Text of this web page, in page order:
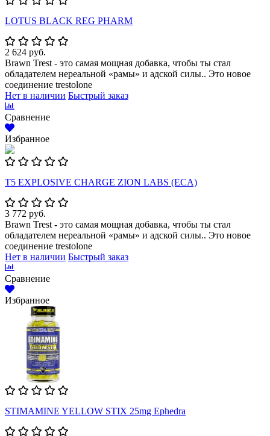
LOTUS BLACK REG PHARM
2 624 руб.
Brawn Trest - это самая мощная добавка, чтобы ты стал
обладателем нереальной «рамы» и адской силы.. Это новое
соединение trestolone
Нет в наличии Быстрый заказ
Сравнение
Избранное
Т5 EXPLOSIVE CHARGE ZION LABS (ECA)
3 772 руб.
Brawn Trest - это самая мощная добавка, чтобы ты стал
обладателем нереальной «рамы» и адской силы.. Это новое
соединение trestolone
Нет в наличии Быстрый заказ
Сравнение
Избранное
STIMAMINE YELLOW STIX 25mg Ephedra